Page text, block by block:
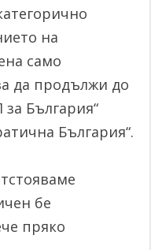
на
само
да продължи до
България“
България“.
бе
пряко